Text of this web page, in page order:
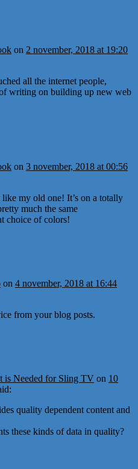
on 2 november, 2018 at 19:20
all the internet people,
writing on building up new web
on 3 november, 2018 at 00:56
my old one! It’s on a totally
much the same
choice of colors!
on 4 november, 2018 at 16:44
from your blog posts.
is Needed for Sling TV on 10
quality dependent content and
these kinds of data in quality?